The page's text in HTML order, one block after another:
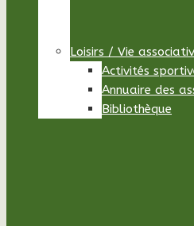
Loisirs / Vie
Activités
Annuaire des
Bibliothèque